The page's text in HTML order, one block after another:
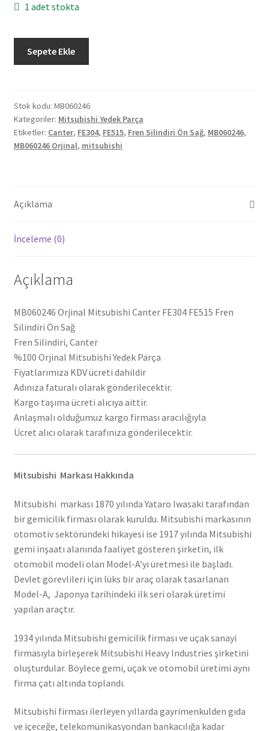
1 adet stokta
Mitsubishi
FE515
Fren
Silindiri
Ön
Sepete Ekle
Stok kodu: MB060246
Kategoriler: Mitsubishi Yedek Parça
Etiketler: Canter, FE304, FE515, Fren Silindiri Ön Sağ, MB060246,
MB060246 Orjinal, mitsubishi
Açıklama
İnceleme (0)
Açıklama
MB060246 Orjinal Mitsubishi Canter FE304 FE515 Fren
Silindiri Ön Sağ
Fren Silindiri, Canter
%100 Orjinal Mitsubishi Yedek Parça
Fiyatlarımıza KDV ücreti dahildir
Adınıza faturalı olarak gönderilecektir.
Kargo taşıma ücreti alıcıya aittir.
Anlaşmalı olduğumuz kargo firması aracılığıyla
Ücret alıcı olarak tarafınıza gönderilecektir.
Mitsubishi Markası Hakkında
Mitsubishi markası 1870 yılında Yataro Iwasaki tarafından
bir gemicilik firması olarak kuruldu. Mitsubishi markasının
otomotiv sektöründeki hikayesi ise 1917 yılında Mitsubishi
gemi inşaatı alanında faaliyet gösteren şirketin, ilk
otomobil modeli olan Model-A’yı üretmesi ile başladı.
Devlet görevlileri için lüks bir araç olarak tasarlanan
Model-A, Japonya tarihindeki ilk seri olarak üretimi
yapılan araçtır.
1934 yılında Mitsubishi gemicilik firması ve uçak sanayi
firmasıyla birleşerek Mitsubishi Heavy Industries şirketini
oluşturdular. Böylece gemi, uçak ve otomobil üretimi aynı
firma çatı altında toplandı.
Mitsubishi firması ilerleyen yıllarda gayrimenkulden gıda
ve içeceğe, telekomünikasyondan bankacılığa kadar